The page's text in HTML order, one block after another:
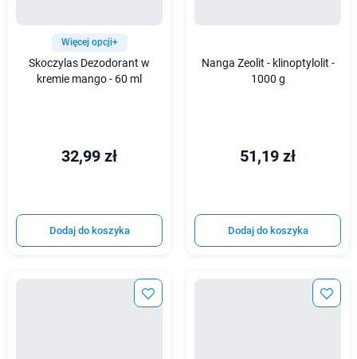
Więcej opcji+
Skoczylas Dezodorant w
kremie mango - 60 ml
32,99 zł
Dodaj do koszyka
Nanga Zeolit - klinoptylolit -
1000 g
51,19 zł
Dodaj do koszyka